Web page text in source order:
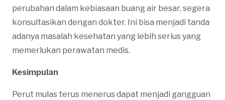
perubahan dalam kebiasaan buang air besar, segera
konsultasikan dengan dokter. Ini bisa menjadi tanda
adanya masalah kesehatan yang lebih serius yang
memerlukan perawatan medis.
Kesimpulan
Perut mulas terus menerus dapat menjadi gangguan